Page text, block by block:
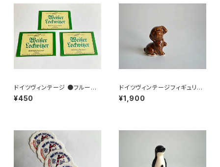
ドイツヴィンテージ ●フルーツ
ワインラベル3枚組●
¥450
ドイツヴィンテージフィギュリン
こいぬ
¥1,900